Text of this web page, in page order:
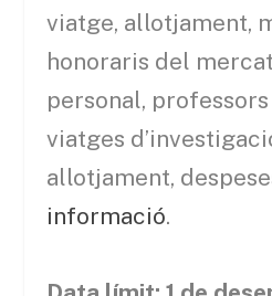
viatge, allotjament,
honoraris del
personal,
viatges
allotjament,
informació.